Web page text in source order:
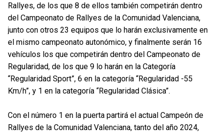
Rallyes, de los que 8 de ellos también competirán dentro
del Campeonato de Rallyes de la Comunidad Valenciana,
junto con otros 23 equipos que lo harán exclusivamente en
el mismo campeonato autonómico, y finalmente serán 16
vehículos los que competirán dentro del Campeonato de
Regularidad, de los que 9 lo harán en la Categoría
“Regularidad Sport”, 6 en la categoría “Regularidad -55
Km/h”, y 1 en la categoría “Regularidad Clásica”.
Con el número 1 en la puerta partirá el actual Campeón de
Rallyes de la Comunidad Valenciana, tanto del año 2024,